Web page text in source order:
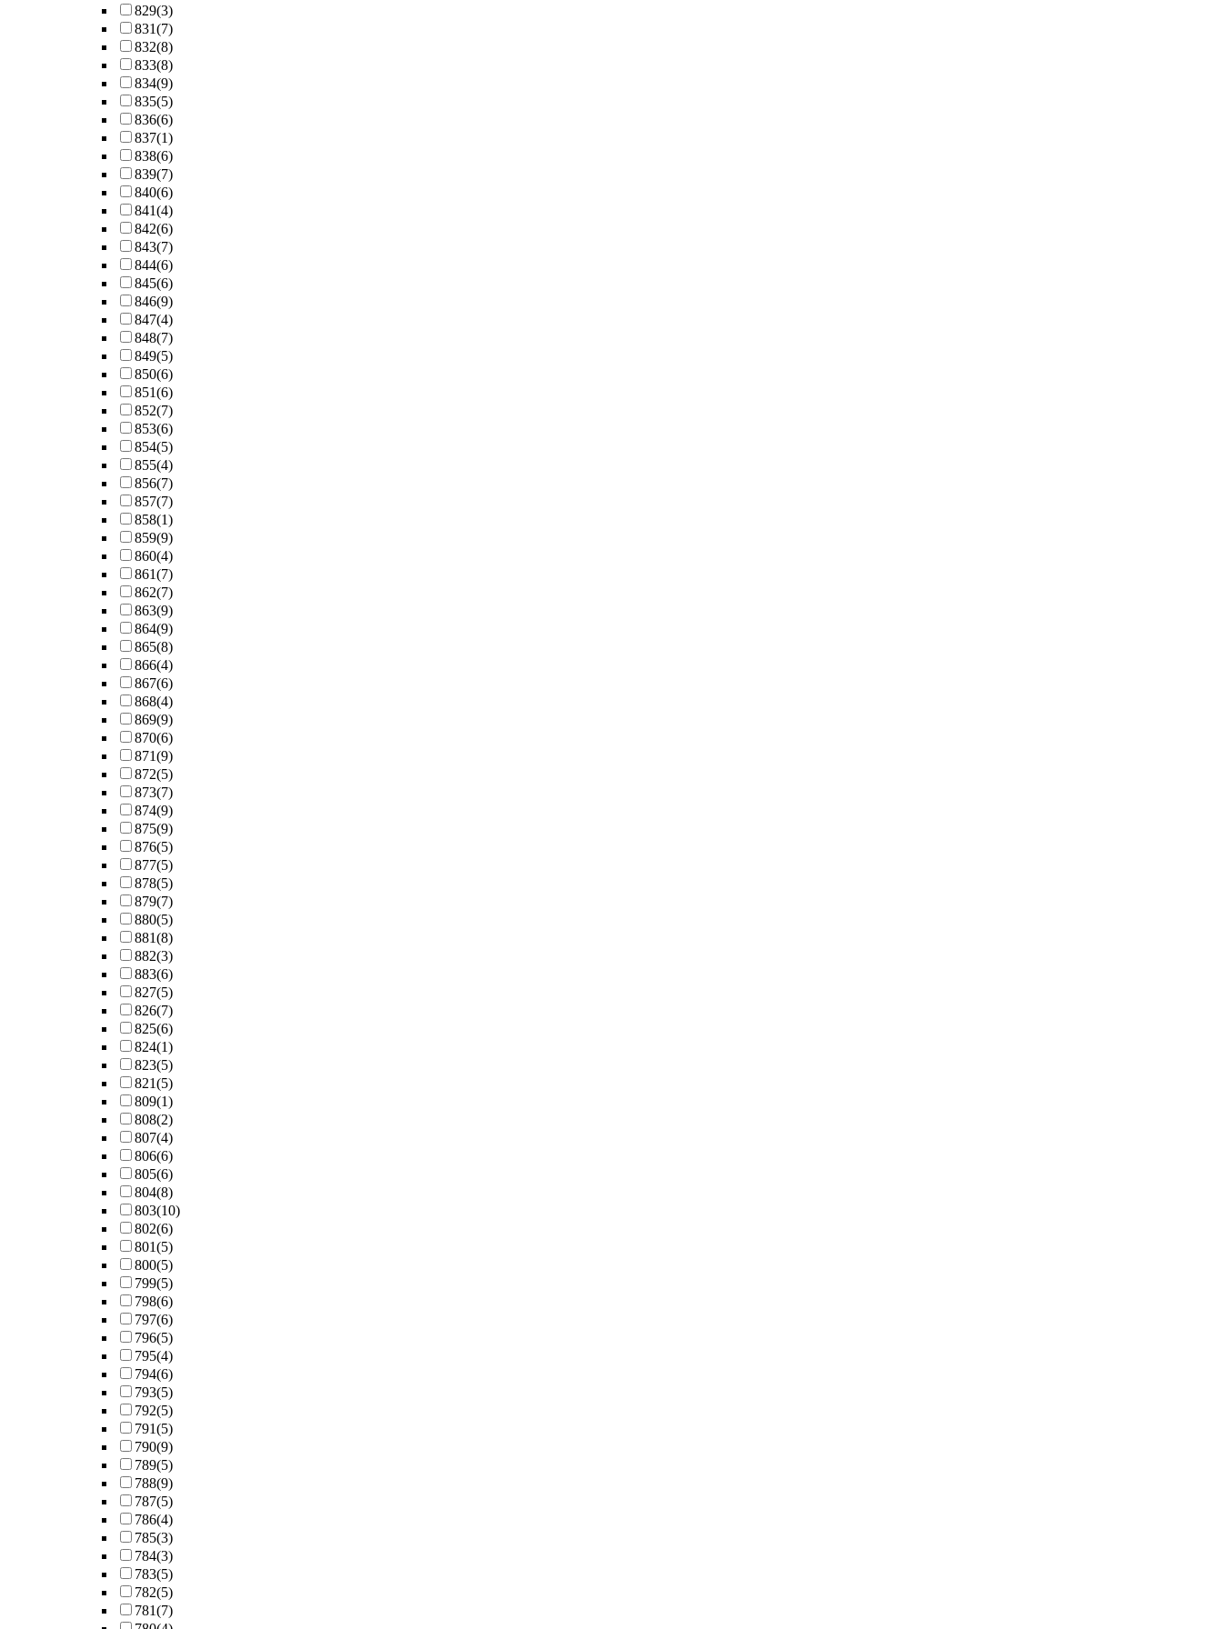
829(3)
831(7)
832(8)
833(8)
834(9)
835(5)
836(6)
837(1)
838(6)
839(7)
840(6)
841(4)
842(6)
843(7)
844(6)
845(6)
846(9)
847(4)
848(7)
849(5)
850(6)
851(6)
852(7)
853(6)
854(5)
855(4)
856(7)
857(7)
858(1)
859(9)
860(4)
861(7)
862(7)
863(9)
864(9)
865(8)
866(4)
867(6)
868(4)
869(9)
870(6)
871(9)
872(5)
873(7)
874(9)
875(9)
876(5)
877(5)
878(5)
879(7)
880(5)
881(8)
882(3)
883(6)
827(5)
826(7)
825(6)
824(1)
823(5)
821(5)
809(1)
808(2)
807(4)
806(6)
805(6)
804(8)
803(10)
802(6)
801(5)
800(5)
799(5)
798(6)
797(6)
796(5)
795(4)
794(6)
793(5)
792(5)
791(5)
790(9)
789(5)
788(9)
787(5)
786(4)
785(3)
784(3)
783(5)
782(5)
781(7)